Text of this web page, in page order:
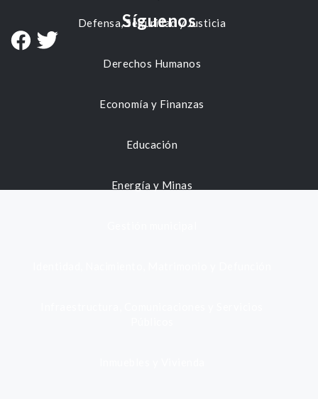
Defensa, Seguridad y Justicia
Derechos Humanos
Economía y Finanzas
Educación
Energía y Minas
Síguenos